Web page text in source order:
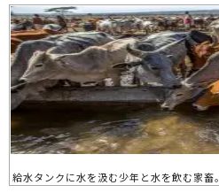
給水タンクに水を汲む少年と水を飲む家畜。